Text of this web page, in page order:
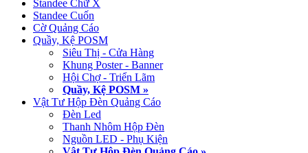
Standee Chữ X
Standee Cuốn
Cờ Quảng Cáo
Quầy, Kệ POSM
Siêu Thị - Cửa Hàng
Khung Poster - Banner
Hội Chợ - Triển Lãm
Quầy, Kệ POSM »
Vật Tư Hộp Đèn Quảng Cáo
Đèn Led
Thanh Nhôm Hộp Đèn
Nguồn LED - Phụ Kiện